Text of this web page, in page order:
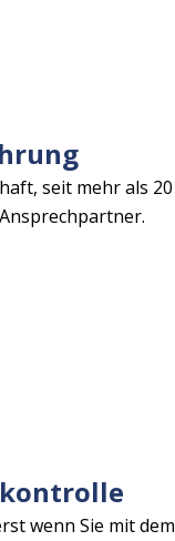
seit mehr als 20
wenn Sie mit dem